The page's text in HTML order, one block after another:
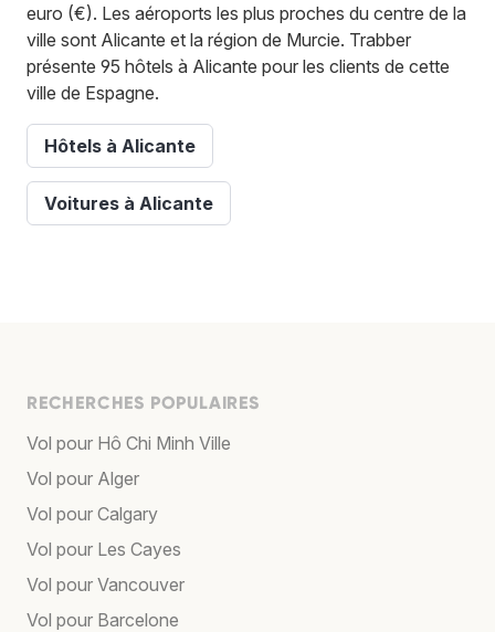
euro (€). Les aéroports les plus proches du centre de la
ville sont Alicante et la région de Murcie. Trabber
présente 95 hôtels à Alicante pour les clients de cette
ville de Espagne.
Hôtels à Alicante
Voitures à Alicante
RECHERCHES POPULAIRES
Vol pour Hô Chi Minh Ville
Vol pour Alger
Vol pour Calgary
Vol pour Les Cayes
Vol pour Vancouver
Vol pour Barcelone